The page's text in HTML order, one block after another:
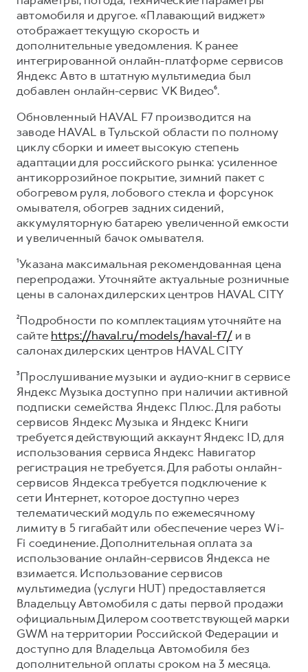
автомобиля и другое. «Плавающий виджет»
отображает текущую скорость и
дополнительные уведомления. К ранее
интегрированной онлайн-платформе сервисов
Яндекс Авто в штатную мультимедиа был
добавлен онлайн-сервис VK Видео⁶.
Обновленный HAVAL F7 производится на
заводе HAVAL в Тульской области по полному
циклу сборки и имеет высокую степень
адаптации для российского рынка: усиленное
антикоррозийное покрытие, зимний пакет с
обогревом руля, лобового стекла и форсунок
омывателя, обогрев задних сидений,
аккумуляторную батарею увеличенной емкости
и увеличенный бачок омывателя.
¹Указана максимальная рекомендованная цена
перепродажи. Уточняйте актуальные розничные
цены в салонах дилерских центров HAVAL CITY
²Подробности по комплектациям уточняйте на
сайте https://haval.ru/models/haval-f7/и в
салонах дилерских центров HAVAL CITY
³Прослушивание музыки и аудио-книг в сервисе
Яндекс Музыка доступно при наличии активной
подписки семейства Яндекс Плюс. Для работы
сервисов Яндекс Музыка и Яндекс Книги
требуется действующий аккаунт Яндекс ID, для
использования сервиса Яндекс Навигатор
регистрация не требуется. Для работы онлайн-
сервисов Яндекса требуется подключение к
сети Интернет, которое доступно через
телематический модуль по ежемесячному
лимиту в 5 гигабайт или обеспечение через Wi-
Fi соединение. Дополнительная оплата за
использование онлайн-сервисов Яндекса не
взимается. Использование сервисов
мультимедиа (услуги HUT) предоставляется
Владельцу Автомобиля с даты первой продажи
официальным Дилером соответствующей марки
GWM на территории Российской Федерации и
доступно для Владельца Автомобиля без
дополнительной оплаты сроком на 3 месяца.